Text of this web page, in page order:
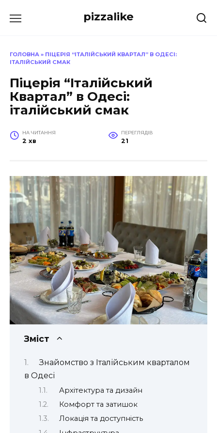
до
pizzalike
ГОЛОВНА » ПІЦЕРІЯ “ІТАЛІЙСЬКИЙ КВАРТАЛ” В ОДЕСІ:
ІТАЛІЙСЬКИЙ СМАК
Піцерія “Італійський
Квартал” в Одесі:
італійський смак
НА ЧИТАННЯ
2 хв
ПЕРЕГЛЯДІВ
21
Зміст
Знайомство з Італійським кварталом
в Одесі
Архітектура та дизайн
Комфорт та затишок
Локація та доступність